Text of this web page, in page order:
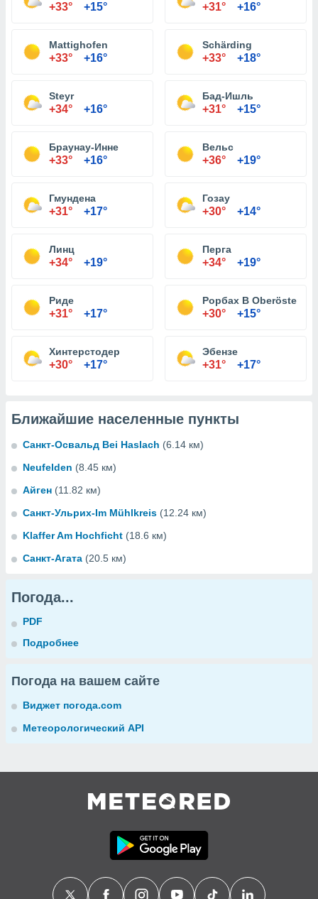
+33° +15° +31° +16°
Mattighofen
+33° +16°
Schärding
+33° +18°
Steyr
+34° +16°
Бад-Ишль
+31° +15°
Браунау-Инне
+33° +16°
Вельс
+36° +19°
Гмундена
+31° +17°
Гозау
+30° +14°
Линц
+34° +19°
Перга
+34° +19°
Риде
+31° +17°
Рорбах В
+30° +15°
Хинтерстодер
+30° +17°
Эбензе
+31° +17°
Ближайшие населенные пункты
Санкт-Освальд Bei Haslach (6.14 км)
Neufelden (8.45 км)
Айген (11.82 км)
Санкт-Ульрих-Im Mühlkreis (12.24 км)
Klaffer Am Hochficht (18.6 км)
Санкт-Агата (20.5 км)
Погода...
PDF
Подробнее
Погода на вашем сайте
Виджет погода.com
Метеорологический API